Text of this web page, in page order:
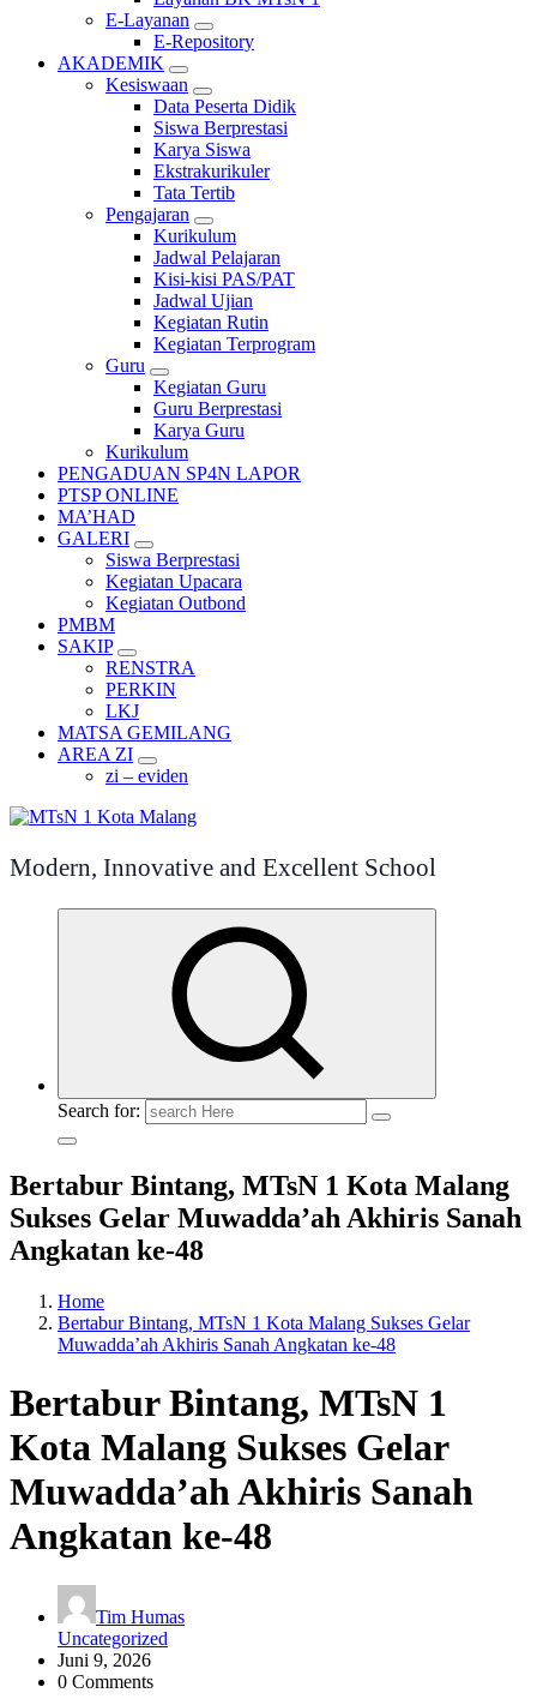
E-Layanan
E-Repository
AKADEMIK
Kesiswaan
Data Peserta Didik
Siswa Berprestasi
Karya Siswa
Ekstrakurikuler
Tata Tertib
Pengajaran
Kurikulum
Jadwal Pelajaran
Kisi-kisi PAS/PAT
Jadwal Ujian
Kegiatan Rutin
Kegiatan Terprogram
Guru
Kegiatan Guru
Guru Berprestasi
Karya Guru
Kurikulum
PENGADUAN SP4N LAPOR
PTSP ONLINE
MA’HAD
GALERI
Siswa Berprestasi
Kegiatan Upacara
Kegiatan Outbond
PMBM
SAKIP
RENSTRA
PERKIN
LKJ
MATSA GEMILANG
AREA ZI
zi – eviden
Modern, Innovative and Excellent School
Search for:
Bertabur Bintang, MTsN 1 Kota Malang
Sukses Gelar Muwadda’ah Akhiris Sanah
Angkatan ke-48
Home
Bertabur Bintang, MTsN 1 Kota Malang Sukses Gelar
Muwadda’ah Akhiris Sanah Angkatan ke-48
Bertabur Bintang, MTsN 1
Kota Malang Sukses Gelar
Muwadda’ah Akhiris Sanah
Angkatan ke-48
Tim Humas
Uncategorized
Juni 9, 2026
0 Comments